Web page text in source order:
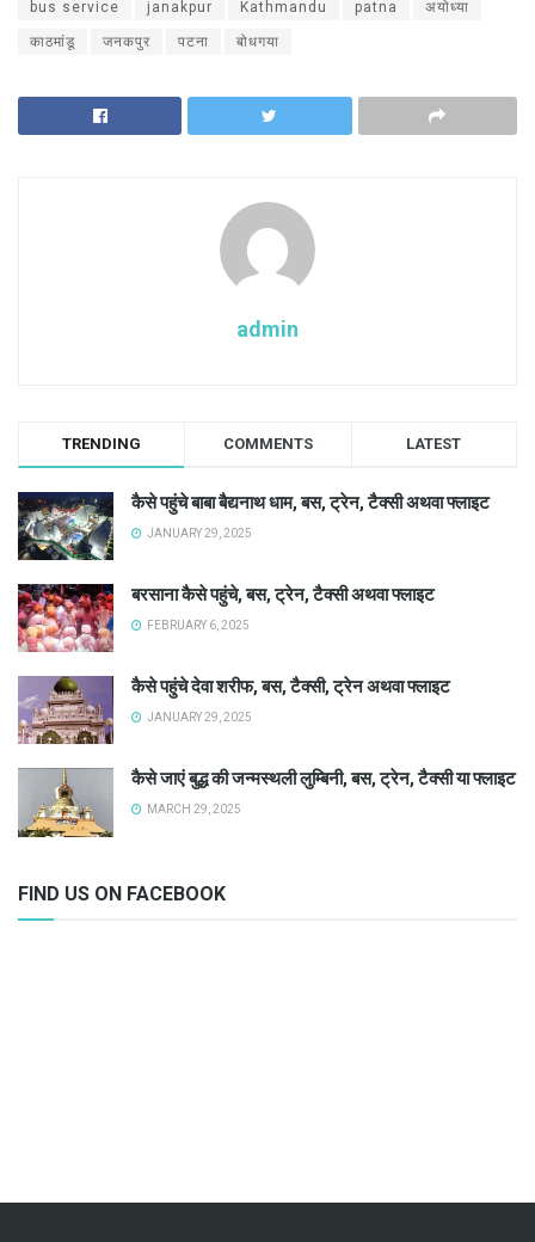
bus service janakpur Kathmandu patna अयोध्या
काठमांडू जनकपुर पटना बोधगया
admin
TRENDING COMMENTS LATEST
कैसे पहुंचे बाबा बैद्यनाथ धाम, बस, ट्रेन, टैक्सी अथवा फ्लाइट
JANUARY 29, 2025
बरसाना कैसे पहुंचे, बस, ट्रेन, टैक्सी अथवा फ्लाइट
FEBRUARY 6, 2025
कैसे पहुंचे देवा शरीफ, बस, टैक्सी, ट्रेन अथवा फ्लाइट
JANUARY 29, 2025
कैसे जाएं बुद्ध की जन्मस्थली लुम्बिनी, बस, ट्रेन, टैक्सी या फ्लाइट
MARCH 29, 2025
FIND US ON FACEBOOK